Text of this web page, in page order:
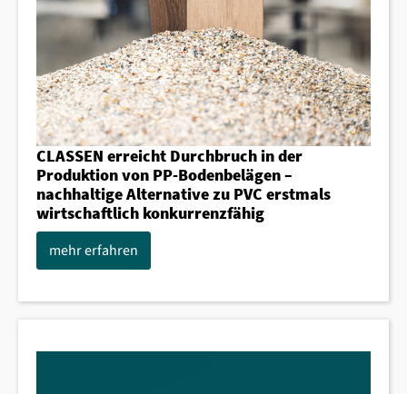
CLASSEN erreicht Durchbruch in der
Produktion von PP-Bodenbelägen –
nachhaltige Alternative zu PVC erstmals
wirtschaftlich konkurrenzfähig
mehr erfahren